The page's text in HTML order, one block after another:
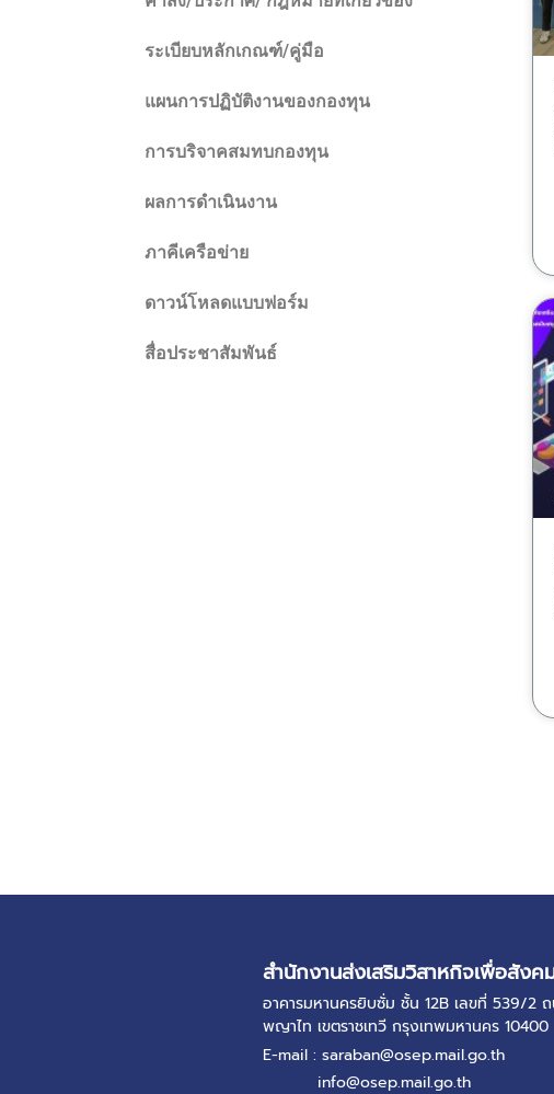
ระเบียบหลักเกณฑ์/คู่มือ
แผนการปฏิบัติงานของกองทุน
การบริจาคสมทบกองทุน
ผลการดำเนินงาน
ภาคีเครือข่าย
ดาวน์โหลดแบบฟอร์ม
สื่อประชาสัมพันธ์
สำนักงานส่งเสริมวิสาหกิจเพื่อสังค
อาคารมหานครยิบซั่ม ชั้น 12B เลขที่ 539/2
พญาไท เขตราชเทวี กรุงเทพมหานคร 10400
E-mail : saraban@osep.mail.go.th
info@osep.mail.go.th